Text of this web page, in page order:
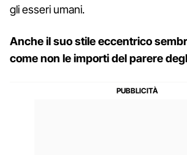
gli esseri umani.
Anche il suo stile eccentrico
come non le importi del parere